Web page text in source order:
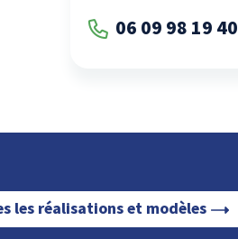
06 09 98 19 40
les réalisations et modèles